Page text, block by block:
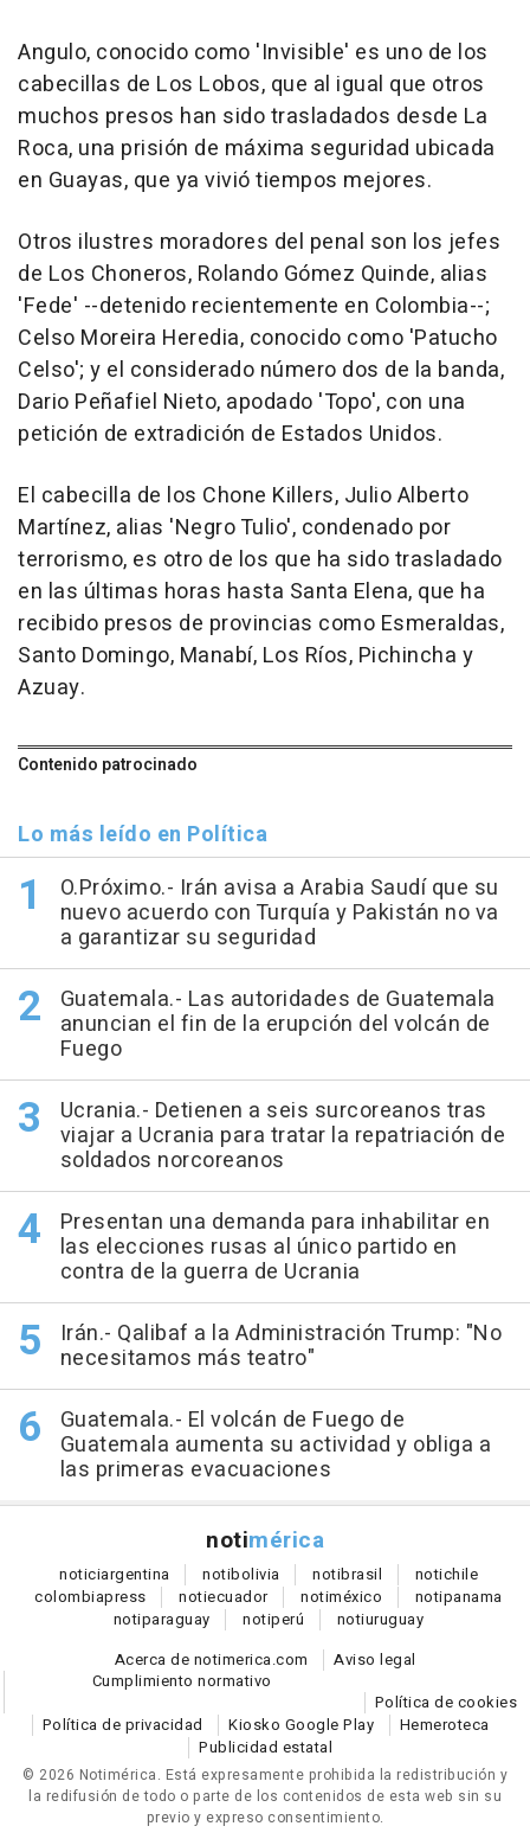
Angulo, conocido como 'Invisible' es uno de los
cabecillas de Los Lobos, que al igual que otros
muchos presos han sido trasladados desde La
Roca, una prisión de máxima seguridad ubicada
en Guayas, que ya vivió tiempos mejores.
Otros ilustres moradores del penal son los jefes
de Los Choneros, Rolando Gómez Quinde, alias
'Fede' --detenido recientemente en Colombia--;
Celso Moreira Heredia, conocido como 'Patucho
Celso'; y el considerado número dos de la banda,
Dario Peñafiel Nieto, apodado 'Topo', con una
petición de extradición de Estados Unidos.
El cabecilla de los Chone Killers, Julio Alberto
Martínez, alias 'Negro Tulio', condenado por
terrorismo, es otro de los que ha sido trasladado
en las últimas horas hasta Santa Elena, que ha
recibido presos de provincias como Esmeraldas,
Santo Domingo, Manabí, Los Ríos, Pichincha y
Azuay.
Contenido patrocinado
Lo más leído en Política
O.Próximo.- Irán avisa a Arabia Saudí que su
nuevo acuerdo con Turquía y Pakistán no va
a garantizar su seguridad
Guatemala.- Las autoridades de Guatemala
anuncian el fin de la erupción del volcán de
Fuego
Ucrania.- Detienen a seis surcoreanos tras
viajar a Ucrania para tratar la repatriación de
soldados norcoreanos
Presentan una demanda para inhabilitar en
las elecciones rusas al único partido en
contra de la guerra de Ucrania
Irán.- Qalibaf a la Administración Trump: "No
necesitamos más teatro"
Guatemala.- El volcán de Fuego de
Guatemala aumenta su actividad y obliga a
las primeras evacuaciones
notimérica
noticiargentina notibolivia notibrasil notichile
colombiapress notiecuador notiméxico notipanama
notiparaguay notiperú notiuruguay
Acerca de notimerica.com
Aviso legal
Cumplimiento normativo
Política de cookies
Política de privacidad
Kiosko Google Play
Hemeroteca
Publicidad estatal
© 2026 Notimérica. Está expresamente prohibida la redistribución y
la redifusión de todo o parte de los contenidos de esta web sin su
previo y expreso consentimiento.